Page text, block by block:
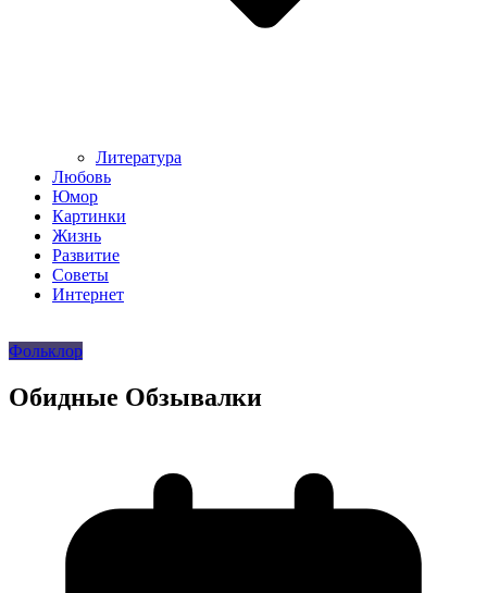
Литература
Любовь
Юмор
Картинки
Жизнь
Развитие
Советы
Интернет
Фольклор
Обидные Обзывалки